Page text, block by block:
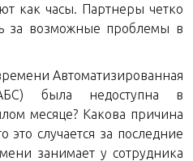
как часы. Партнеры четко
за возможные проблемы в
Автоматизированная
была недоступна в
месяце? Какова причина
это случается за последние
занимает у сотрудника